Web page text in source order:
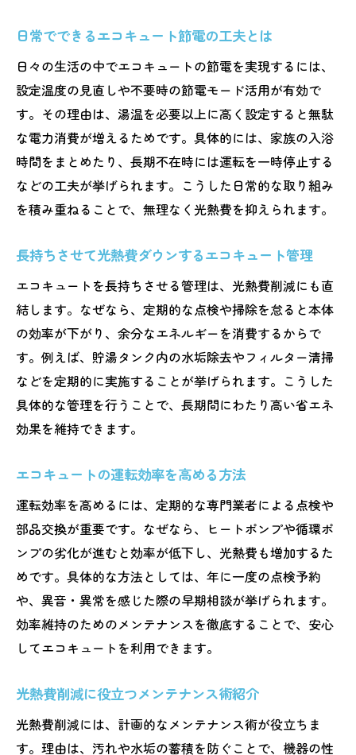
日常でできるエコキュート節電の工夫とは
日々の生活の中でエコキュートの節電を実現するには、
設定温度の見直しや不要時の節電モード活用が有効で
す。その理由は、湯温を必要以上に高く設定すると無駄
な電力消費が増えるためです。具体的には、家族の入浴
時間をまとめたり、長期不在時には運転を一時停止する
などの工夫が挙げられます。こうした日常的な取り組み
を積み重ねることで、無理なく光熱費を抑えられます。
長持ちさせて光熱費ダウンするエコキュート管理
エコキュートを長持ちさせる管理は、光熱費削減にも直
結します。なぜなら、定期的な点検や掃除を怠ると本体
の効率が下がり、余分なエネルギーを消費するからで
す。例えば、貯湯タンク内の水垢除去やフィルター清掃
などを定期的に実施することが挙げられます。こうした
具体的な管理を行うことで、長期間にわたり高い省エネ
効果を維持できます。
エコキュートの運転効率を高める方法
運転効率を高めるには、定期的な専門業者による点検や
部品交換が重要です。なぜなら、ヒートポンプや循環ポ
ンプの劣化が進むと効率が低下し、光熱費も増加するた
めです。具体的な方法としては、年に一度の点検予約
や、異音・異常を感じた際の早期相談が挙げられます。
効率維持のためのメンテナンスを徹底することで、安心
してエコキュートを利用できます。
光熱費削減に役立つメンテナンス術紹介
光熱費削減には、計画的なメンテナンス術が役立ちま
す。理由は、汚れや水垢の蓄積を防ぐことで、機器の性